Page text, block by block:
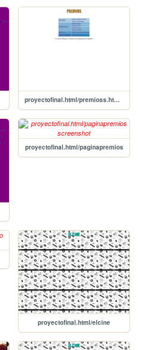
proyectofinal.html/premioss.html/premios
proyectofinal.html/paginapremios
proyectofinal.html/elcine